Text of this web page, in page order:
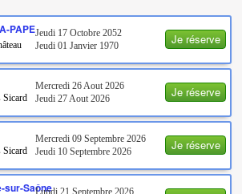
Je réserve
PAPEJeudi 17 Octobre 2052
Jeudi 01 Janvier 1970
Je réserve
Sicard
Mercredi 26 Aout 2026
Jeudi 27 Aout 2026
Je réserve
Sicard
Mercredi 09 Septembre 2026
Jeudi 10 Septembre 2026
sur-Saône